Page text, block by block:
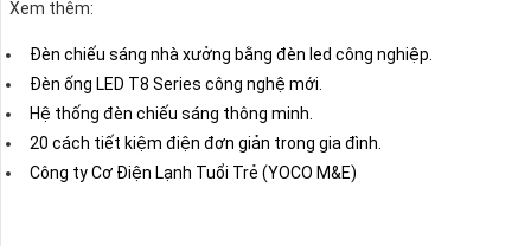
Xem thêm:
Đèn chiếu sáng nhà xưởng bằng đèn led công nghiệp.
Đèn ống LED T8 Series công nghệ mới.
Hệ thống đèn chiếu sáng thông minh.
20 cách tiết kiệm điện đơn giản trong gia đình.
Công ty Cơ Điện Lạnh Tuổi Trẻ (YOCO M&E)